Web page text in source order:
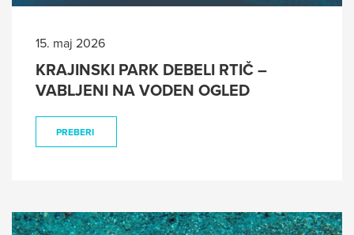
15. maj 2026
KRAJINSKI PARK DEBELI RTIČ –
VABLJENI NA VODEN OGLED
PREBERI